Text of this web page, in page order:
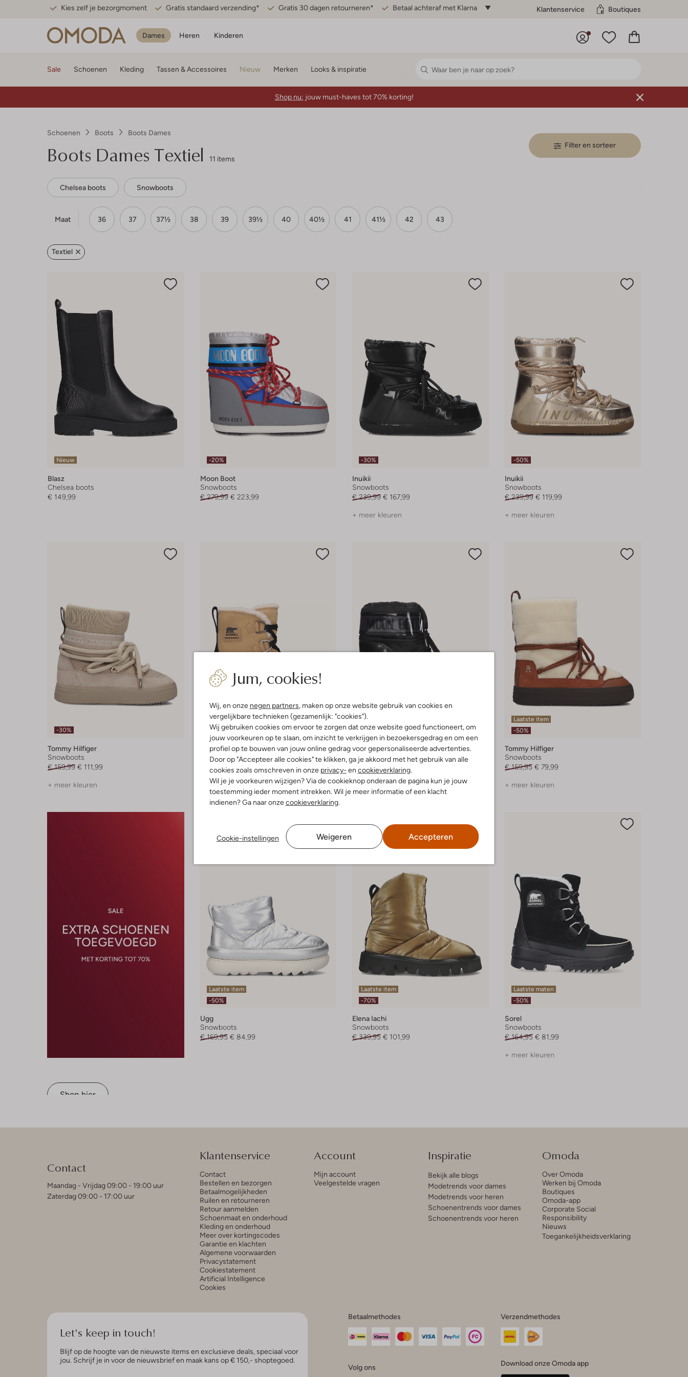
Kies zelf je bezorgmoment Gratis standaard verzending* Gratis 30 dagen retourneren* Betaal achteraf met Klarna Klantenservice Boutiques
Dames Heren Kinderen
Jum, cookies!
Wij, en onze negen partners, maken op onze website gebruik van cookies en
vergelijkbare technieken (gezamenlijk: "cookies").
Wij gebruiken cookies om ervoor te zorgen dat onze website goed functioneert, om
jouw voorkeuren op te slaan, om inzicht te verkrijgen in bezoekersgedrag en om een
profiel op te bouwen van jouw online gedrag voor gepersonaliseerde advertenties.
Door op "Accepteer alle cookies" te klikken, ga je akkoord met het gebruik van alle
cookies zoals omschreven in onze privacy- en cookieverklaring.
Wil je je voorkeuren wijzigen? Via de cookieknop onderaan de pagina kun je jouw
toestemming ieder moment intrekken. Wil je meer informatie of een klacht
indienen? Ga naar onzecookieverklaring.
Cookie-instellingen Weigeren Accepteren
Sale Schoenen Kleding Tassen & Accessoires Nieuw Merken Looks & inspiratie
Shop nu: jouw must-haves tot 70% korting!
Schoenen Boots Boots Dames
Boots Dames Textiel 11 items
Filter en sorteer
Chelsea boots Snowboots
Maat 36 37 37½ 38 39 39½ 40 40½ 41 41½ 42 43
Textiel
Nieuw
Blasz
Chelsea boots
€ 149,99
-20%
Moon Boot
Snowboots
€ 279,99 € 223,99
-30%
Inuikii
Snowboots
€ 239,99 € 167,99
+ meer kleuren
-50%
Inuikii
Snowboots
€ 239,99 € 119,99
+ meer kleuren
-30%
Tommy Hilfiger
Snowboots
€ 159,99 € 111,99
+ meer kleuren
-30%
Sorel
Snowboots
€ 164,95 € 114,99
+ meer kleuren
Laatste item
-20%
Moon Boot
Snowboots
€ 199,99 € 159,99
Laatste item
-50%
Tommy Hilfiger
Snowboots
€ 159,95 € 79,99
+ meer kleuren
Shop hier
Laatste item
-50%
Ugg
Snowboots
€ 169,95 € 84,99
Laatste item
-70%
Elena Iachi
Snowboots
€ 339,95 € 101,99
Laatste maten
-50%
Sorel
Snowboots
€ 164,95 € 81,99
+ meer kleuren
Contact
Maandag - Vrijdag 09:00 - 19:00 uur
Zaterdag 09:00 - 17:00 uur
Klantenservice
Contact
Bestellen en bezorgen
Betaalmogelijkheden
Ruilen en retourneren
Retour aanmelden
Schoenmaat en onderhoud
Kleding en onderhoud
Meer over kortingscodes
Garantie en klachten
Algemene voorwaarden
Privacystatement
Cookiestatement
Artificial Intelligence
Cookies
Account
Mijn account
Veelgestelde vragen
Inspiratie
Bekijk alle blogs
Modetrends voor dames
Modetrends voor heren
Schoenentrends voor dames
Schoenentrends voor heren
Omoda
Over Omoda
Werken bij Omoda
Boutiques
Omoda-app
Corporate Social
Responsibility
Nieuws
Toegankelijkheidsverklaring
Let's keep in touch!
Blijf op de hoogte van de nieuwste items en exclusieve deals, speciaal voor
jou. Schrijf je in voor de nieuwsbrief en maak kans op € 150,- shoptegoed.
Betaalmethodes
Volg ons
Verzendmethodes
Download onze Omoda app